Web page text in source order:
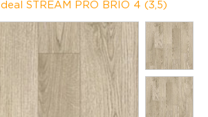
Ideal STREAM PRO BRIO 4 (3,5)